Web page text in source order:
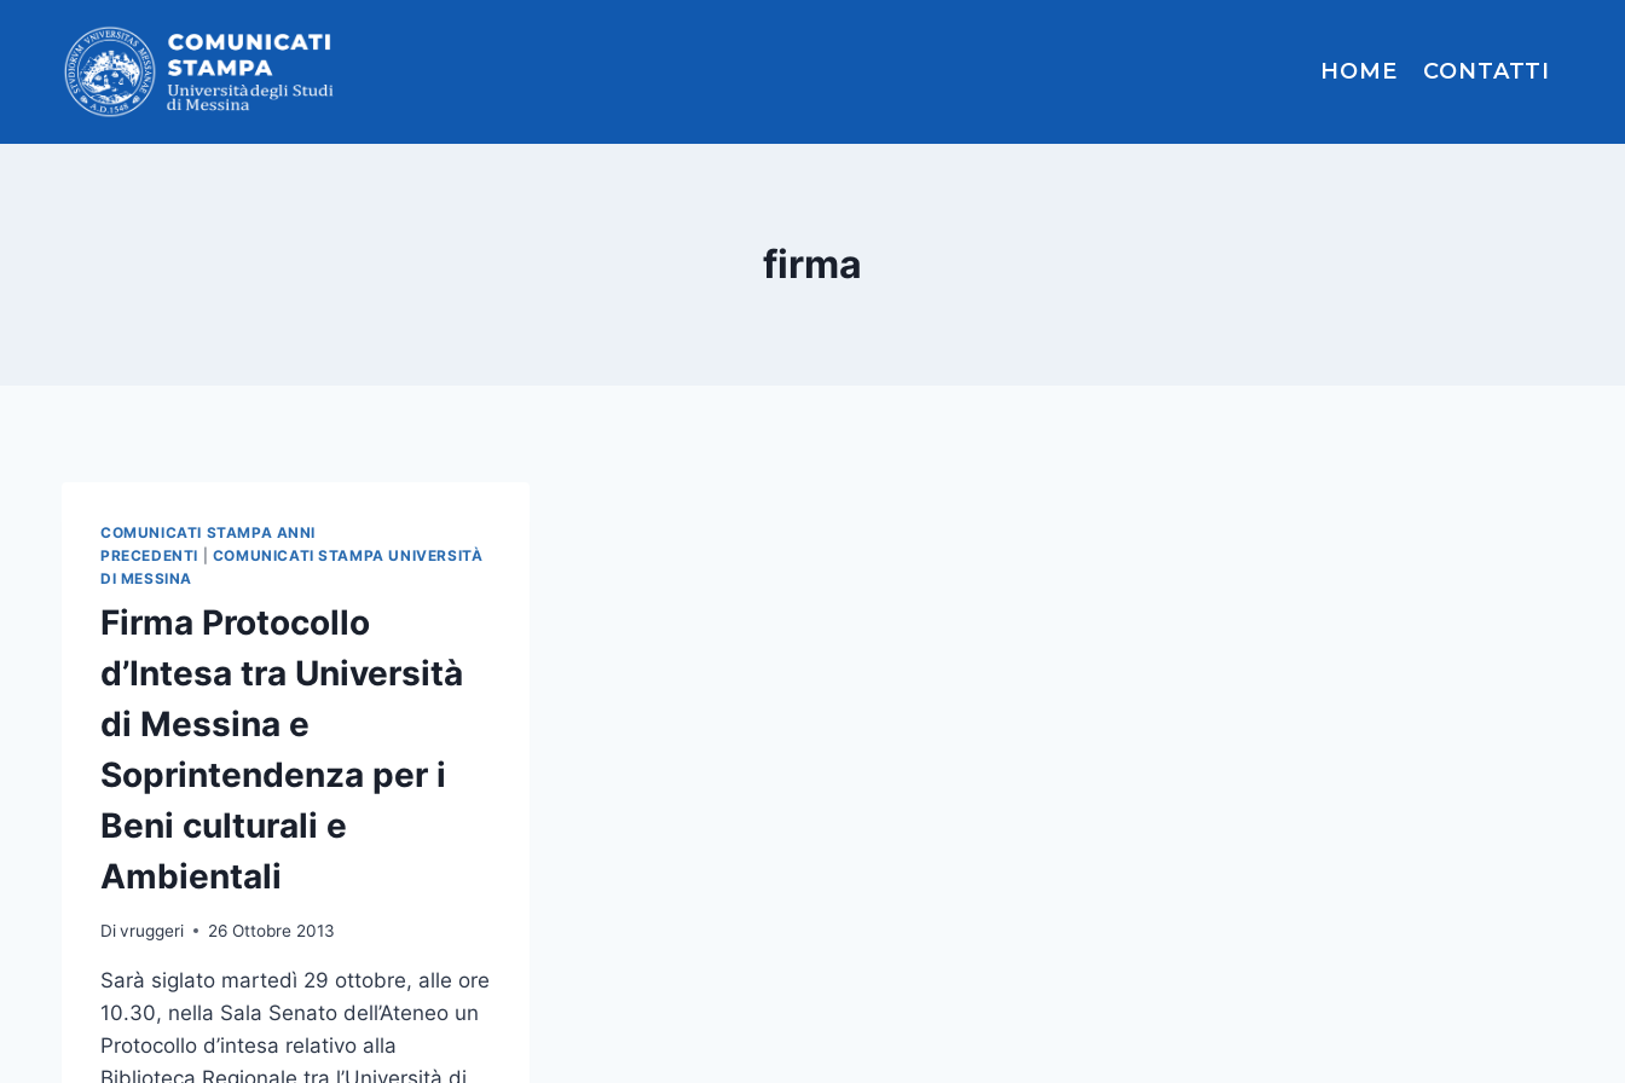
contenuto
HOME CONTATTI
firma
COMUNICATI STAMPA ANNI
PRECEDENTI
COMUNICATI STAMPA UNIVERSITÀ
DI MESSINA
Firma Protocollo
d’Intesa tra Università
di Messina e
Soprintendenza per i
Beni culturali e
Ambientali
Divruggeri 26 Ottobre 2013
Sarà siglato martedì 29 ottobre, alle ore
10.30, nella Sala Senato dell’Ateneo un
Protocollo d’intesa relativo alla
Biblioteca Regionale tra l’Università di